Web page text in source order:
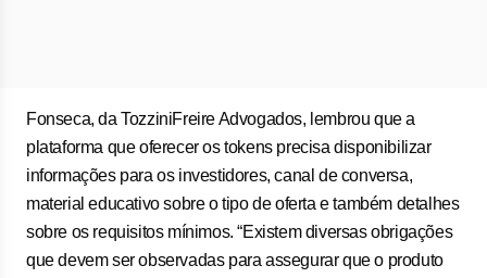
Fonseca, da TozziniFreire Advogados, lembrou que a
plataforma que oferecer os tokens precisa disponibilizar
informações para os investidores, canal de conversa,
material educativo sobre o tipo de oferta e também detalhes
sobre os requisitos mínimos. “Existem diversas obrigações
que devem ser observadas para assegurar que o produto